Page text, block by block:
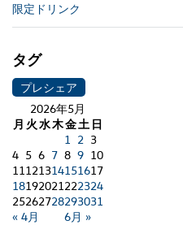
限定ドリンク
タグ
プレシェア
2026年5月
月 火水木金土 日
« 4月 6月 »
1 2 3
4 5 6 7 8 9 10
11121314151617
18192021222324
25262728293031